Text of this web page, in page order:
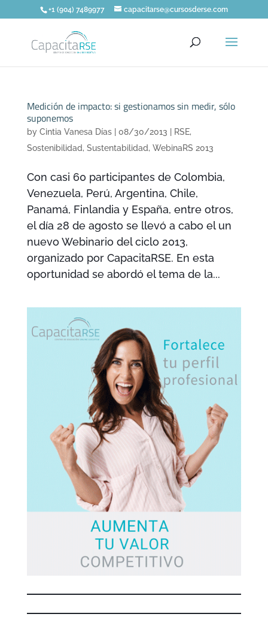
+1 (904) 7489977 capacitarse@cursosderse.com
Medición de impacto: si gestionamos sin medir, sólo
suponemos
by Cintia Vanesa Días| 08/30/2013 RSE,
Sostenibilidad, Sustentabilidad, WebinaRS 2013
Con casi 60 participantes de Colombia,
Venezuela, Perú, Argentina, Chile,
Panamá, Finlandia y España, entre otros,
el día 28 de agosto se llevó a cabo el un
nuevo Webinario del ciclo 2013,
organizado por CapacitaRSE. En esta
oportunidad se abordó el tema de la...